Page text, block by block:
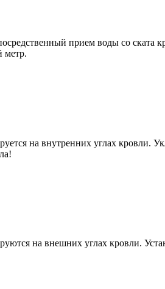
прием воды со
метр.
на внутренних углах
на внешних углах кровли.